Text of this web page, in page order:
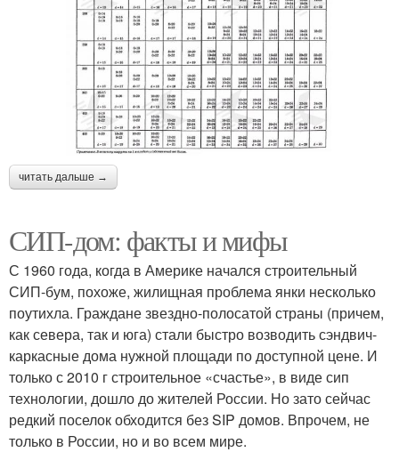
читать дальше →
СИП-дом: факты и мифы
С 1960 года, когда в Америке начался строительный
СИП-бум, похоже, жилищная проблема янки несколько
поутихла. Граждане звездно-полосатой страны (причем,
как севера, так и юга) стали быстро возводить сэндвич-
каркасные дома нужной площади по доступной цене. И
только с 2010 г строительное «счастье», в виде сип
технологии, дошло до жителей России. Но зато сейчас
редкий поселок обходится без SIP домов. Впрочем, не
только в России, но и во всем мире.